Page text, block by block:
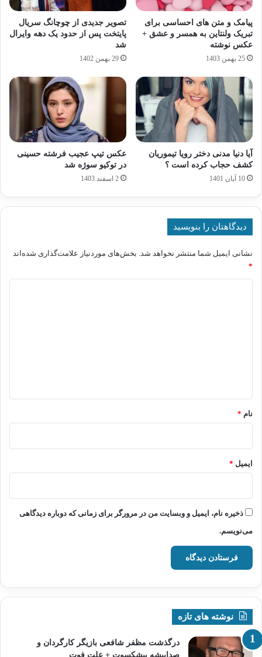
پیامک و متن های احساسی برای
تبریک ولنتاین به همسر و عشق +
عکس نوشته
25 بهمن 1403
تصویر جدیدی از چوچانگ سریال
پایتخت پس از حدود یک دهه وایرال
شد
29 بهمن 1402
آیا دنیا مدنی دختر رویا تیموریان
کشف حجاب کرده است ؟
10 آبان 1401
عکس تیپ عجیب فرشته حسینی
در توکیو سوژه شد
2 اسفند 1403
دیدگاهتان را بنویسید
نشانی ایمیل شما منتشر نخواهد شد. بخش‌های موردنیاز علامت‌گذاری شده‌اند
*
نام *
ایمیل *
ذخیره نام، ایمیل و وبسایت من در مرورگر برای زمانی که دوباره دیدگاهی
می‌نویسم.
نوشته های تازه
درگذشت مظفر شافعی بازیگر کارگردان و
صداپیشه پیشکسوت + علت فوت